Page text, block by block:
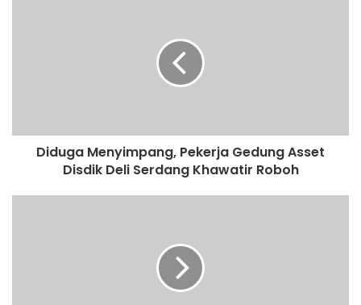
t
Diduga Menyimpang, Pekerja Gedung Asset
Disdik Deli Serdang Khawatir Roboh